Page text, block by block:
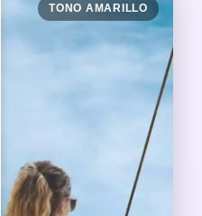
TONO AMARILLO